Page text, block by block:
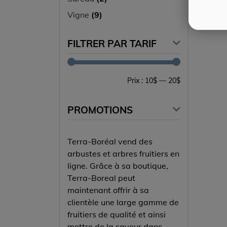
Vigne (9)
FILTRER PAR TARIF
Prix
Prix
Prix : 10$ — 20$
PROMOTIONS
Terra-Boréal vend des
arbustes et arbres fruitiers en
ligne. Grâce à sa boutique,
Terra-Boreal peut
maintenant offrir à sa
clientèle une large gamme de
fruitiers de qualité et ainsi